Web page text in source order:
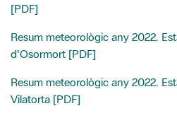
Resum meteorològic any 2022.
Vilatorta [PDF]
Cercador de notícies